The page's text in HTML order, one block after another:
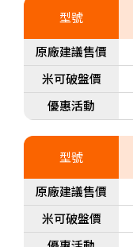
型號
原廠建議售價
米可破盤價
優惠活動
型號
原廠建議售價
米可破盤價